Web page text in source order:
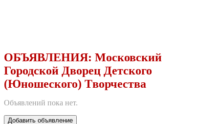
ОБЪЯВЛЕНИЯ: Московский
Городской Дворец Детского
(Юношеского) Tворчества
Объявлений пока нет.
Добавить объявление